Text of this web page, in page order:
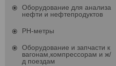
Оборудование для анализа
нефти и нефтепродуктов
PH-метры
Оборудование и запчасти к
вагонам,компрессорам и ж/
д поездам